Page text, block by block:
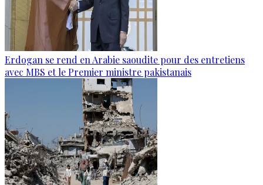
Erdogan se rend en Arabie saoudite pour des entretiens
avec MBS et le Premier ministre pakistanais